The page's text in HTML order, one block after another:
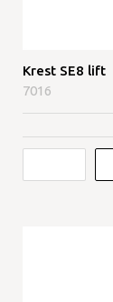
Krest SE8 lift
7016